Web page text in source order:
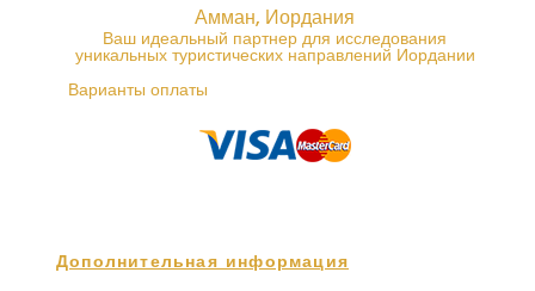
Амман, Иордания
Ваш идеальный партнер для исследования
уникальных туристических направлений Иордании
Варианты оплаты
Дополнительная информация